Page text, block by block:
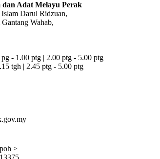
Adat Melayu Perak
Darul Ridzuan,
Wahab,
- 1.00 ptg | 2.00 ptg - 5.00 ptg
tgh | 2.45 ptg - 5.00 ptg
>